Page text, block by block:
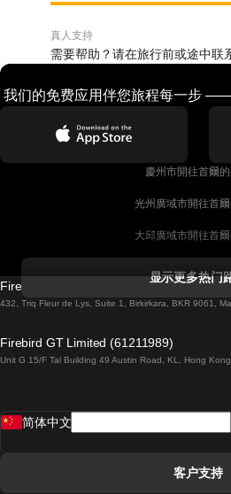
真人支持
需要帮助？请在旅行前或途中联
我们的免费应用伴您旅程每一步 ——
慶州市開往首爾
光州廣域市開往首
大邱廣域市開往首
都柏林開往戈尔韦
羅馬開往拿坡里的
显示更多热门
Firebird GT Limited (OC 1451)
432, Triq Fleur de Lys, Suite 1, Birkirkara, BKR 9061,
Firebird GT Limited (61211989)
Unit G 15/F Tal Building 49 Austin Road, KL, Hong Kong
简体中文
客户支持